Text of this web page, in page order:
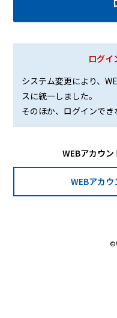
ログイ
システム変更により、
スに統一しました。
そのほか、ログインで
WEBアカウ
WEBアカウ